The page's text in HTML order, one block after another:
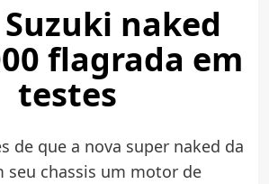
naked
flagrada em
testes
de que a nova super naked da
seu chassis um motor de